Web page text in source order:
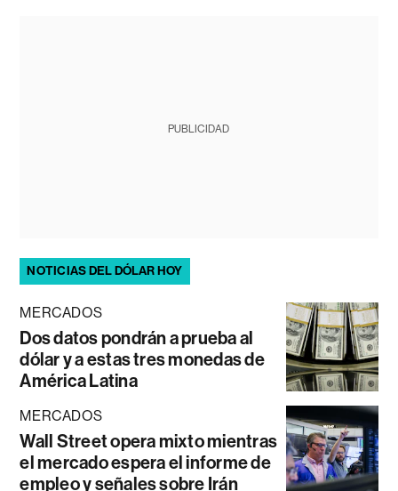
PUBLICIDAD
NOTICIAS DEL DÓLAR HOY
MERCADOS
Dos datos pondrán a prueba al
dólar y a estas tres monedas de
América Latina
MERCADOS
Wall Street opera mixto mientras
el mercado espera el informe de
empleo y señales sobre Irán